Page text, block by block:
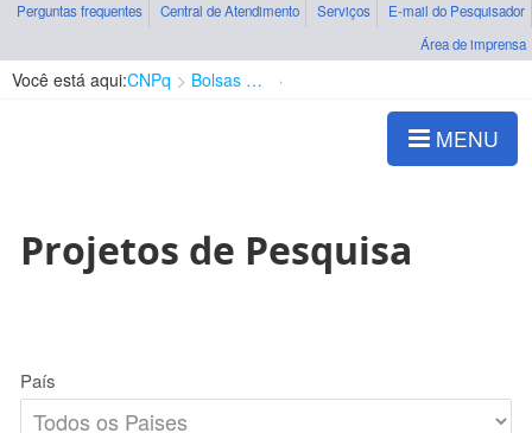
Perguntas frequentes Central de Atendimento Serviços
E-mail do Pesquisador
Área de imprensa
Você está aqui:CNPq Bolsas e Auxílios Vigentes
MENU
Projetos de Pesquisa
País